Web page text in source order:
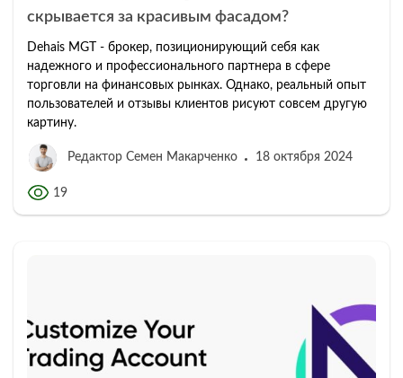
скрывается за красивым фасадом?
Dehais MGT - брокер, позиционирующий себя как
надежного и профессионального партнера в сфере
торговли на финансовых рынках. Однако, реальный опыт
пользователей и отзывы клиентов рисуют совсем другую
картину.
Редактор Семен Макарченко 18 октября 2024
19